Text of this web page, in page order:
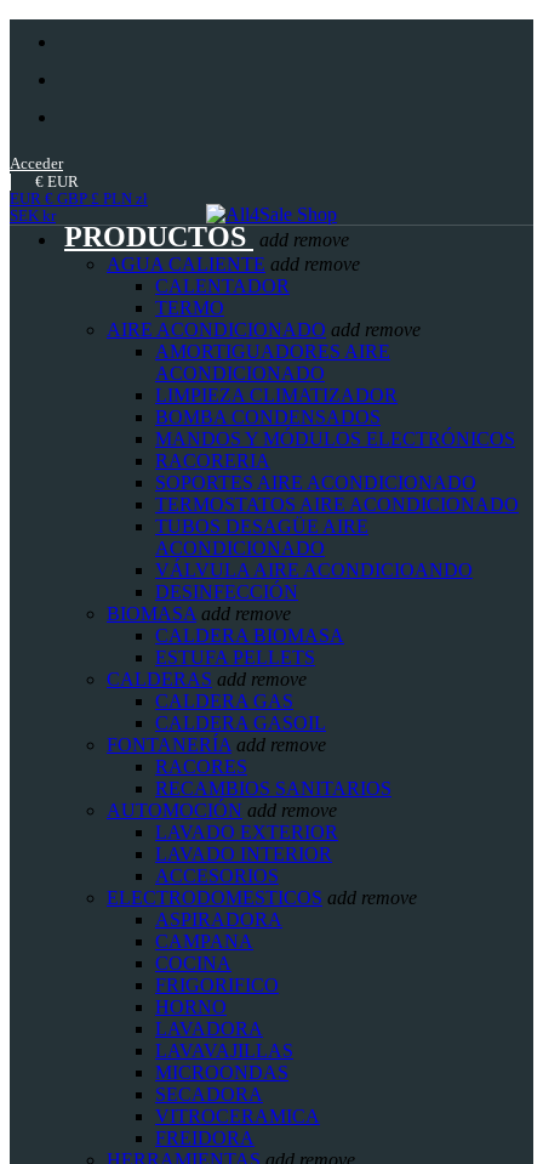
Acceder
€ EUR
EUR € GBP £ PLN zł
SEK kr
PRODUCTOS add remove
AGUA CALIENTE add remove
CALENTADOR
TERMO
AIRE ACONDICIONADO add remove
AMORTIGUADORES AIRE
ACONDICIONADO
LIMPIEZA CLIMATIZADOR
BOMBA CONDENSADOS
MANDOS Y MÓDULOS ELECTRÓNICOS
RACORERIA
SOPORTES AIRE ACONDICIONADO
TERMOSTATOS AIRE ACONDICIONADO
TUBOS DESAGÜE AIRE
ACONDICIONADO
VÁLVULA AIRE ACONDICIOANDO
DESINFECCIÓN
BIOMASA add remove
CALDERA BIOMASA
ESTUFA PELLETS
CALDERAS add remove
CALDERA GAS
CALDERA GASOIL
FONTANERÍA add remove
RACORES
RECAMBIOS SANITARIOS
AUTOMOCIÓN add remove
LAVADO EXTERIOR
LAVADO INTERIOR
ACCESORIOS
ELECTRODOMESTICOS add remove
ASPIRADORA
CAMPANA
COCINA
FRIGORIFICO
HORNO
LAVADORA
LAVAVAJILLAS
MICROONDAS
SECADORA
VITROCERAMICA
FREIDORA
HERRAMIENTAS add remove